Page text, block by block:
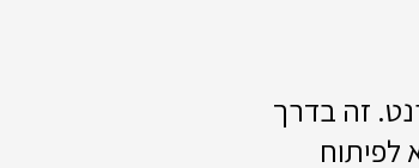
זה בדרך
לפיתוח